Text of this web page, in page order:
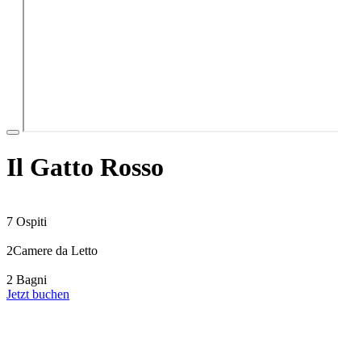
Il Gatto Rosso
7 Ospiti
2Camere da Letto
2 Bagni
Jetzt buchen